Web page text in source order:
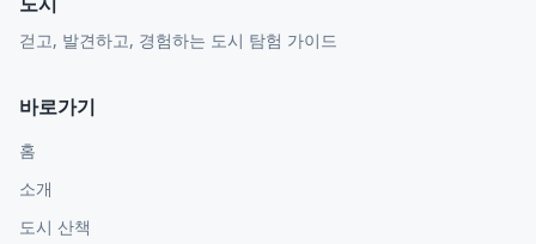
걷고, 발견하고, 경험하는 도시 탐험 가이드
바로가기
홈
소개
도시 산책